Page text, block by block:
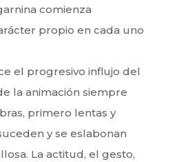
comienza
propio en cada uno
el progresivo influjo del
la animación siempre
primero lentas y
y se eslabonan
La actitud, el gesto,